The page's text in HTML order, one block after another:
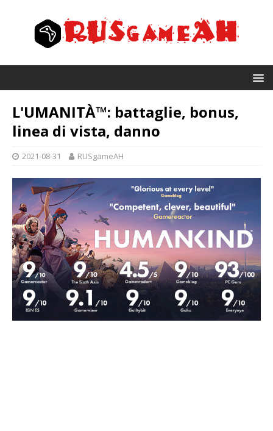
L'UMANITÀ™: battaglie, bonus,
linea di vista, danno
2021-08-31 RUSgameAH